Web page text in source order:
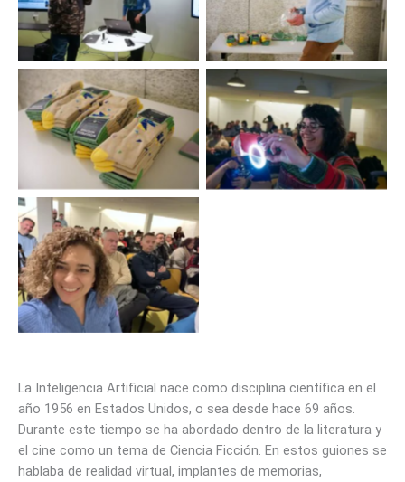
Day VLC. Foto Nilo Velez
Day VLC. Foto Nilo Velez
Empezamos el WordPress
Day VLC. Foto Nilo Velez
Empezamos el WordPress
Day VLC. Foto Nilo Velez
Empezamos el WordPress
Day VLC. Foto Nilo Velez
La Inteligencia Artificial nace como disciplina científica en el
año 1956 en Estados Unidos, o sea desde hace 69 años.
Durante este tiempo se ha abordado dentro de la literatura y
el cine como un tema de Ciencia Ficción. En estos guiones se
hablaba de realidad virtual, implantes de memorias,